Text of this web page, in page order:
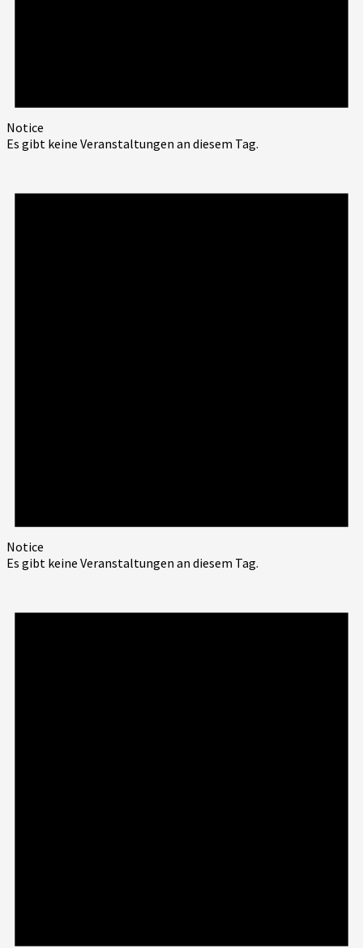
Notice
Es gibt keine Veranstaltungen an diesem Tag.
Notice
Es gibt keine Veranstaltungen an diesem Tag.